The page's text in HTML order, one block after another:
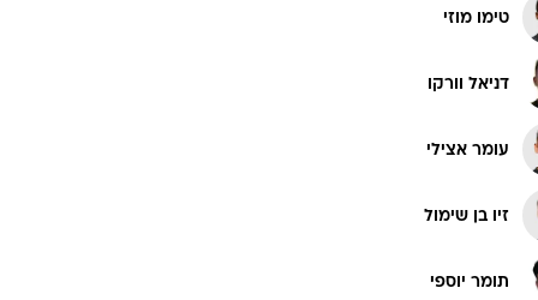
טימו מוזי
דניאל וורקו
עומר אצילי
זיו בן שימול
תומר יוספי